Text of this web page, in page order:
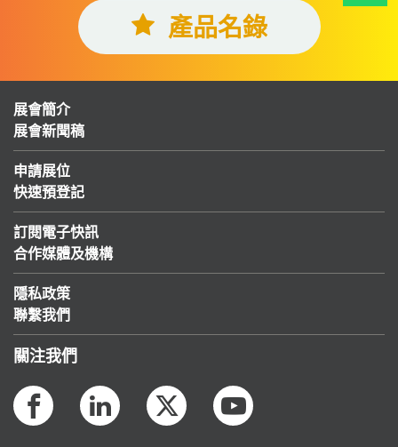
產品名錄
展會簡介
展會新聞稿
申請展位
快速預登記
訂閱電子快訊
合作媒體及機構
隱私政策
聯繫我們
關注我們